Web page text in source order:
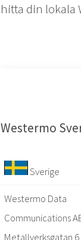
hitta din lokala
Westermo
Sverige
Westermo Data
Communications
Metallverksgatan 6